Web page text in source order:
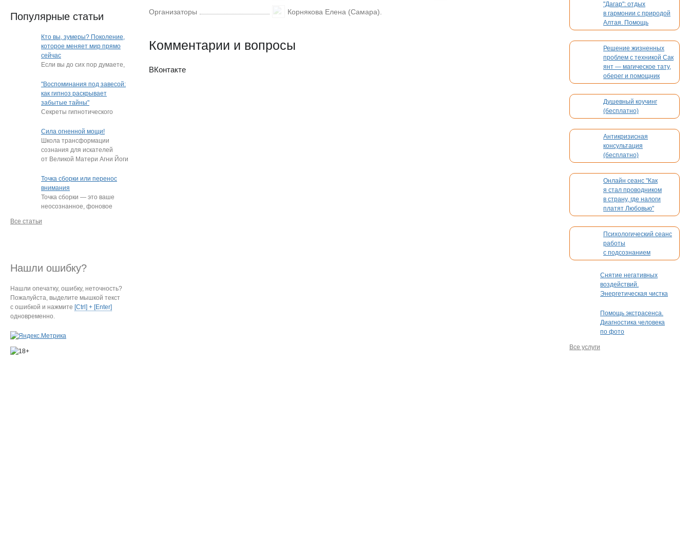
"Дагар": отдых
в гармонии с природой
Алтая. Помощь
в организации вашего
мероприятия
Решение жизненных
проблем с техникой Сак
янт — магическое тату,
оберег и помощник
Душевный коучинг
(бесплатно)
Антикризисная
консультация
(бесплатно)
Онлайн сеанс "Как
я стал проводником
в страну, где налоги
платят Любовью"
Психологический сеанс
работы
с подсознанием
Снятие негативных
воздействий.
Энергетическая чистка
Помощь экстрасенса.
Диагностика человека
по фото
Все услуги
Организаторы Корнякова Елена (Самара).
Комментарии и вопросы
ВКонтакте
Популярные статьи
Кто вы, зумеры? Поколение,
которое меняет мир прямо
сейчас
Если вы до сих пор думаете,
"подростки, которые
постоянно …
"Воспоминания под завесой:
как гипноз раскрывает
забытые тайны"
Секреты гипнотического
Нередко под гипнозом люди
извлекают из глубин…
Сила огненной мощи!
Школа трансформации
сознания для искателей
от Великой Матери Агни Йоги
Точка сборки или перенос
внимания
Точка сборки — это ваше
неосознанное, фоновое
на определённый
Все статьи
Нашли ошибку?
Нашли опечатку, ошибку, неточность?
Пожалуйста, выделите мышкой текст
с ошибкой и нажмите [Ctrl] + [Enter]
одновременно.